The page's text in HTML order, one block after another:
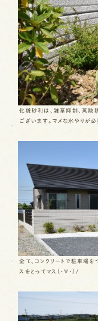
化粧砂利は、雑草抑制、蒸散
ございます。マメな水やりが必
全て、コンクリートで駐車場を
スをとってマス（・∀・）/